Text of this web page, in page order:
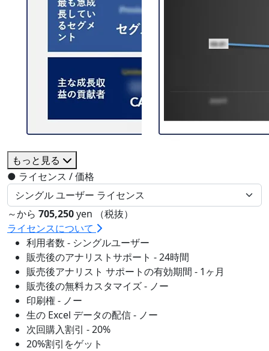
もっと見る
● ライセンス / 価格
～から 705,250yen （税抜）
ライセンスについて
利用者数 - シングルユーザー
販売後のアナリストサポート - 24時間
販売後アナリスト サポートの有効期間 - 1ヶ月
販売後の無料カスタマイズ - ノー
印刷権 - ノー
生の Excel データの配信 - ノー
次回購入割引 - 20%
20%割引をゲット